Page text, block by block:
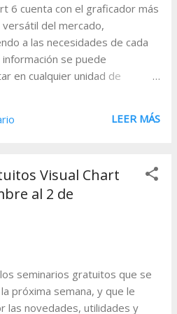
6 cuenta con el graficador más
del mercado,
a las necesidades de cada
información se puede
en cualquier unidad de
gráficas: Lineal, Barras,
esta publicación nos
en el tipo de representación
métodos más antiguos y
Usando esta técnica, los
capaces de determinar
figuras de consolidación y de
LEER MÁS
Visual Chart
al 2 de
seminarios gratuitos que se
próxima semana, y que le
las novedades, utilidades y